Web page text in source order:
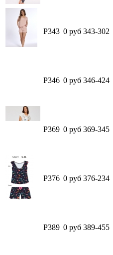
P343 0 руб 343-302
P346 0 руб 346-424
P369 0 руб 369-345
P376 0 руб 376-234
P389 0 руб 389-455